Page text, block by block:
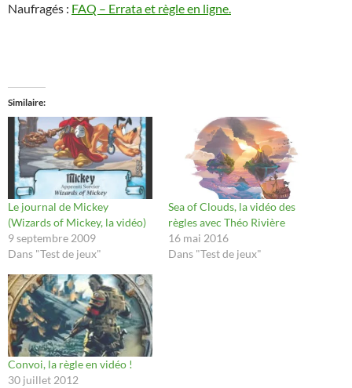
Naufragés : FAQ – Errata et règle en ligne.
Similaire
Le journal de Mickey
(Wizards of Mickey, la vidéo)
9 septembre 2009
Dans "Test de jeux"
Sea of Clouds, la vidéo des
règles avec Théo Rivière
16 mai 2016
Dans "Test de jeux"
Convoi, la règle en vidéo !
30 juillet 2012